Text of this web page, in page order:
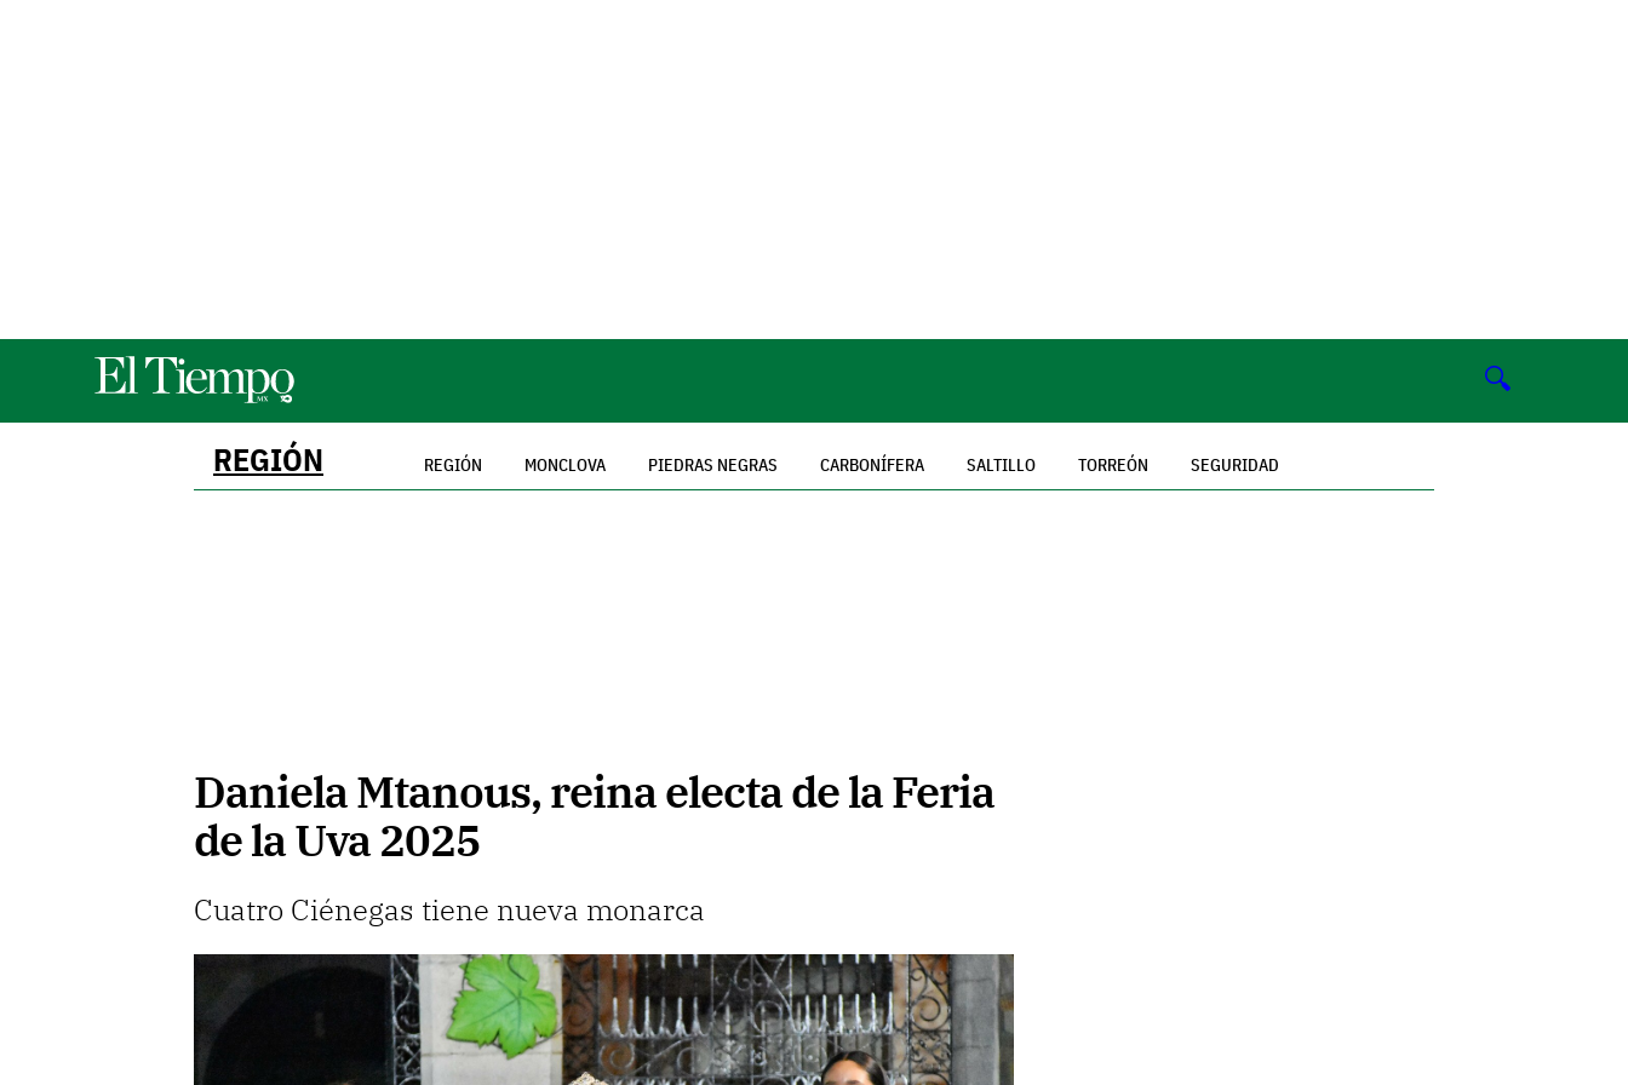
🔍
REGIÓN REGIÓN MONCLOVA PIEDRAS NEGRAS CARBONÍFERA SALTILLO TORREÓN SEGURIDAD
Daniela Mtanous, reina electa de la Feria
de la Uva 2025
Cuatro Ciénegas tiene nueva monarca